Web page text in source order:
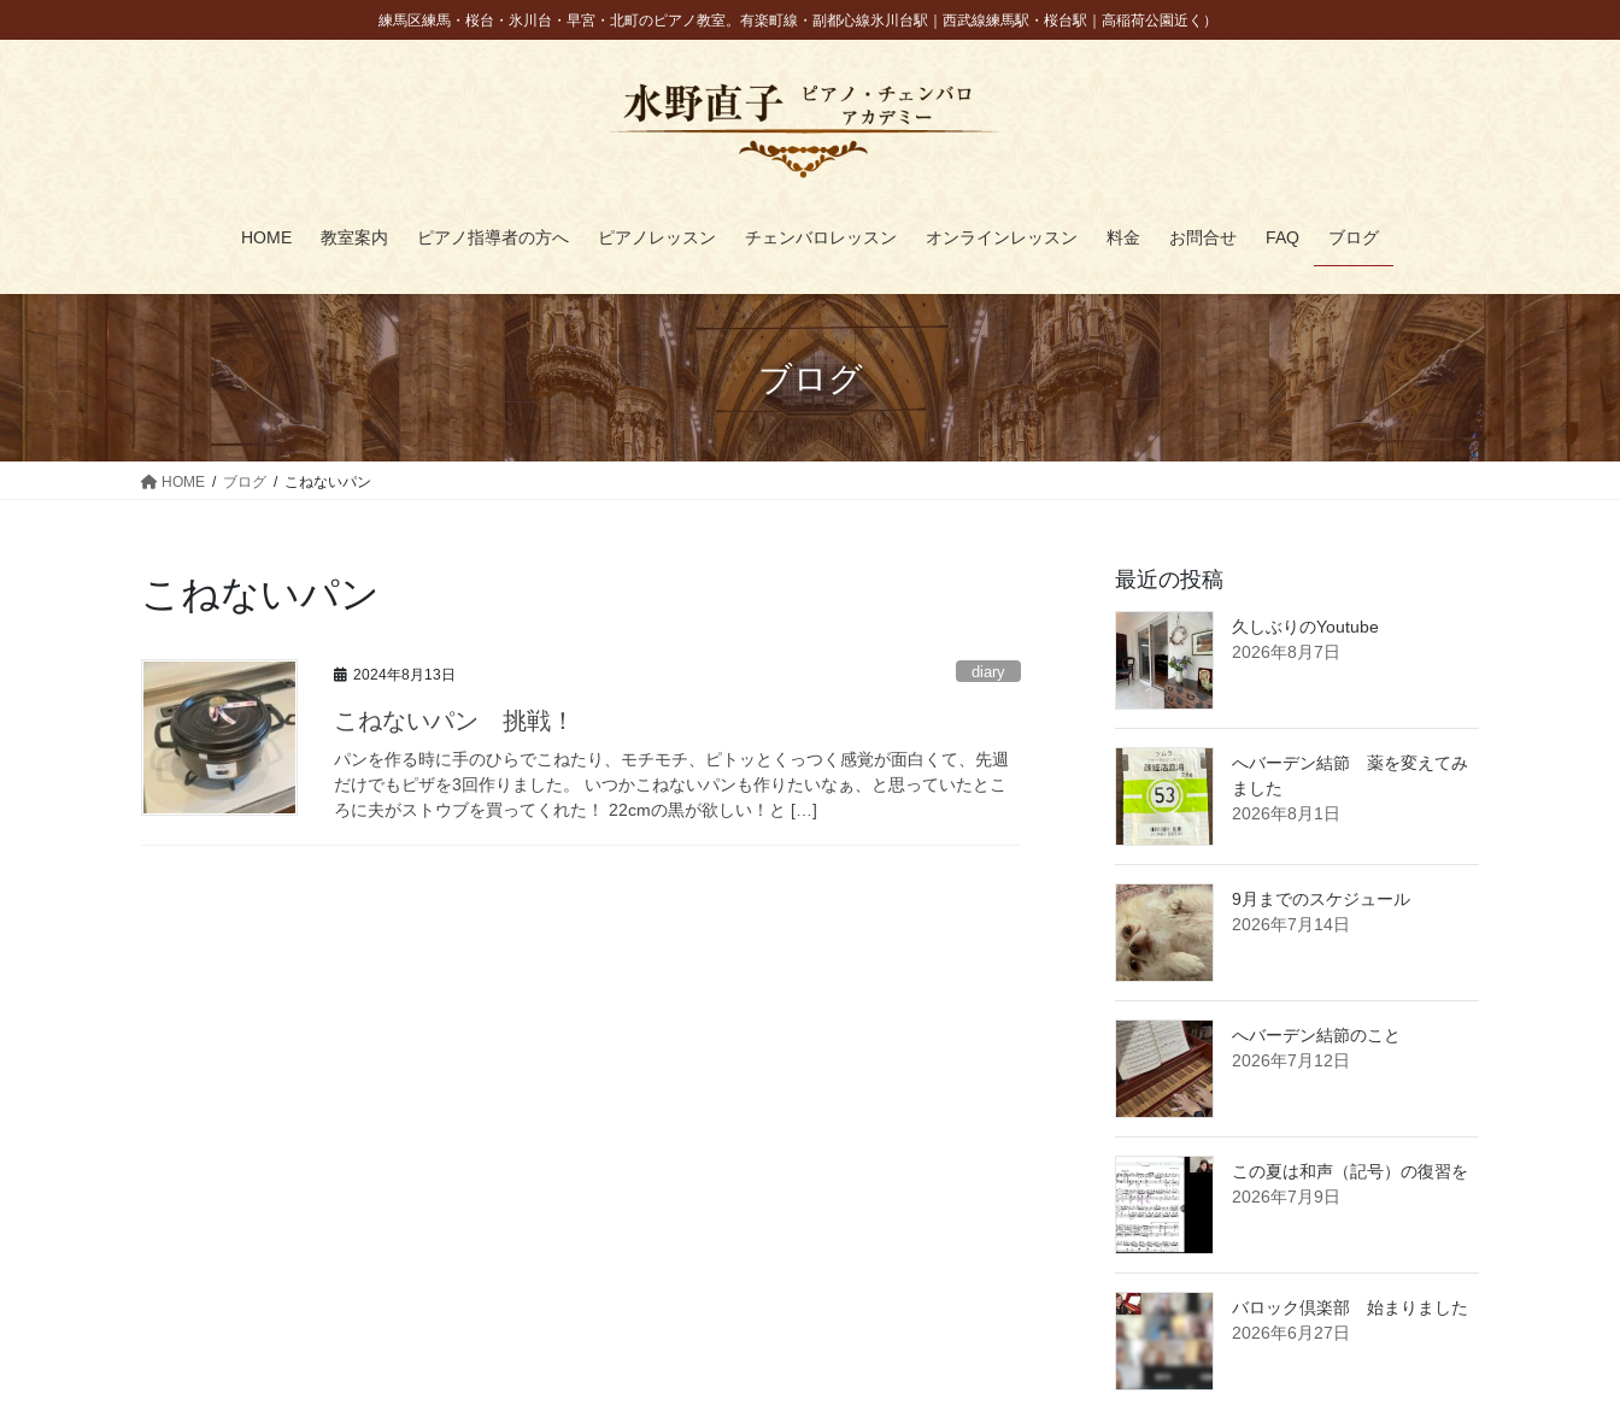
ン
ビ
練馬区練馬・桜台・氷川台・早宮・北町のピアノ教室。有楽町線・副都心線氷川台駅｜西武線練馬駅・桜台駅｜高稲荷公園近く）
HOME 教室案内 ピアノ指導者の方へ ピアノレッスン チェンバロレッスン オンラインレッスン 料金 お問合せ FAQ ブログ
ブログ
HOME ブログ こねないパン
こねないパン
2024年8月13日 diary
こねないパン 挑戦！
パンを作る時に手のひらでこねたり、モチモチ、ピトッとくっつく感覚が面白くて、先週
だけでもピザを3回作りました。 いつかこねないパンも作りたいなぁ、と思っていたとこ
ろに夫がストウブを買ってくれた！ 22cmの黒が欲しい！と […]
最近の投稿
久しぶりのYoutube
2026年8月7日
へバーデン結節 薬を変えてみ
ました
2026年8月1日
9月までのスケジュール
2026年7月14日
へバーデン結節のこと
2026年7月12日
この夏は和声（記号）の復習を
2026年7月9日
バロック倶楽部 始まりました
2026年6月27日